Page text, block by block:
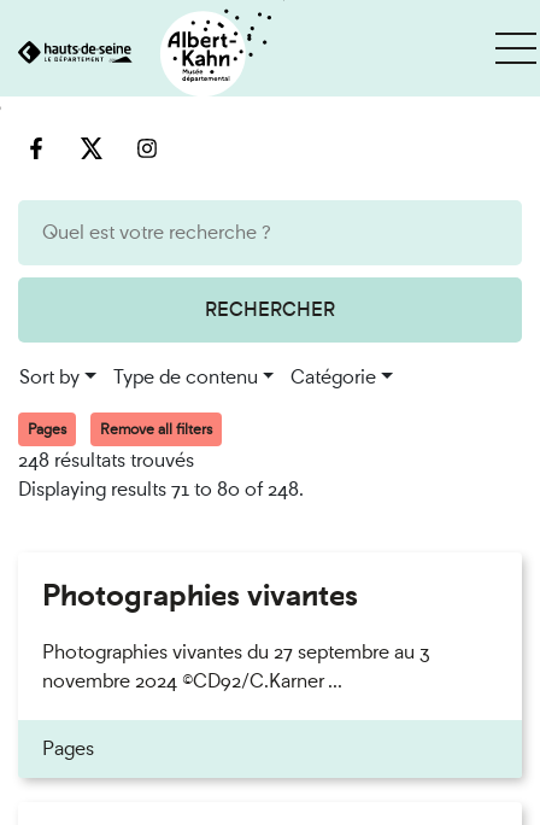
engine
RECHERCHER
Sort by Type de contenu Catégorie
Pages Remove all filters
248 résultats trouvés
Displaying results 71 to 80 of 248.
Photographies vivantes
Photographies vivantes du 27 septembre au 3
novembre 2024 ©CD92/C.Karner ...
Pages
Cookies management panel